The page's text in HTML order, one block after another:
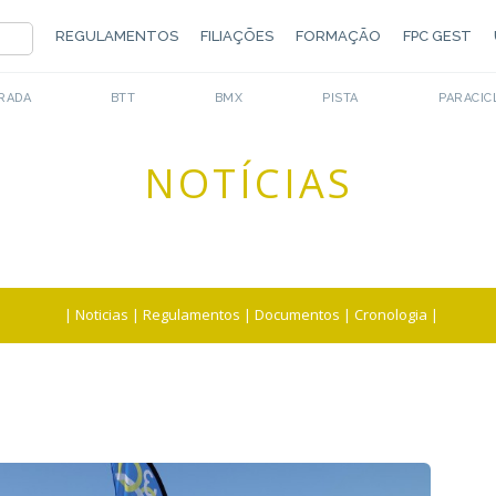
REGULAMENTOS FILIAÇÕES FORMAÇÃO FPC GEST
BTT BMX PISTA
NOTÍCIAS
| Noticias | Regulamentos | Documentos | Cronologia |